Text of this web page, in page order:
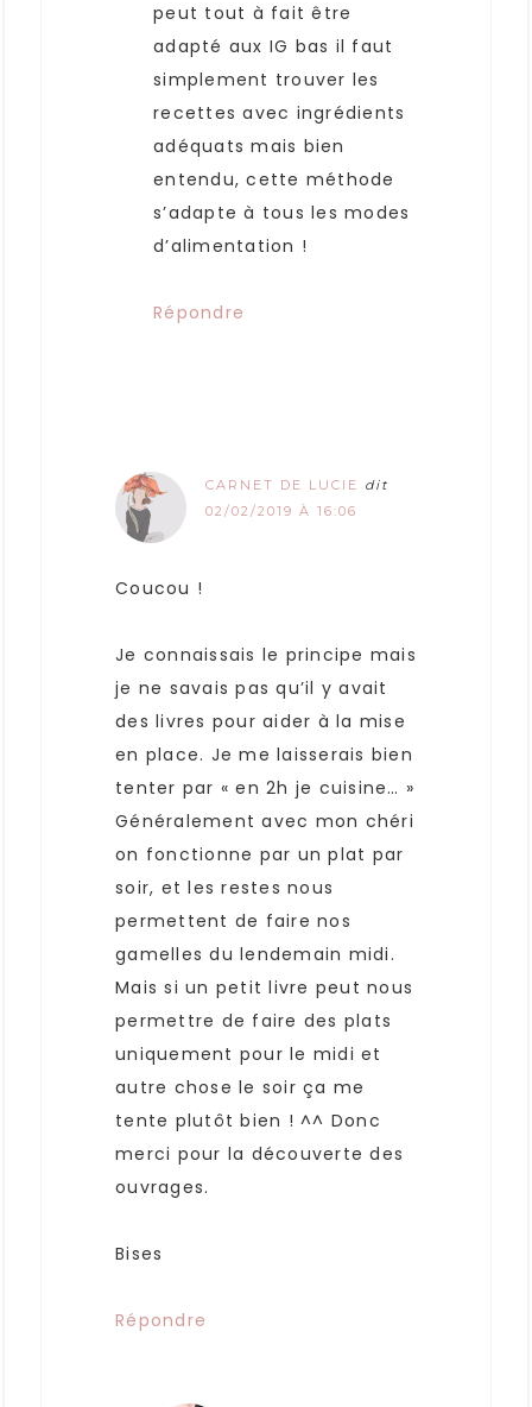
peut tout à fait être
adapté aux IG bas il faut
simplement trouver les
recettes avec ingrédients
adéquats mais bien
entendu, cette méthode
s’adapte à tous les modes
d’alimentation !
Répondre
CARNET DE LUCIE dit
02/02/2019 À 16:06
Coucou !
Je connaissais le principe mais
je ne savais pas qu’il y avait
des livres pour aider à la mise
en place. Je me laisserais bien
tenter par « en 2h je cuisine… »
Généralement avec mon chéri
on fonctionne par un plat par
soir, et les restes nous
permettent de faire nos
gamelles du lendemain midi.
Mais si un petit livre peut nous
permettre de faire des plats
uniquement pour le midi et
autre chose le soir ça me
tente plutôt bien ! ^^ Donc
merci pour la découverte des
ouvrages.
Bises
Répondre